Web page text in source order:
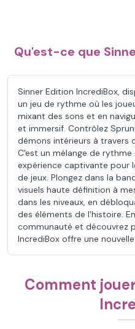
Qu'est-ce que
Sinner Edition IncrediBox,
un jeu de rythme où les
mixant des sons et en
et immersif. Contrôlez
démons intérieurs à travers
C'est un mélange de
expérience captivante pour
de jeux. Plongez dans la
visuels haute définition à
dans les niveaux, en
des éléments de l'histoire.
communauté et découvrez
IncrediBox offre une
Comment